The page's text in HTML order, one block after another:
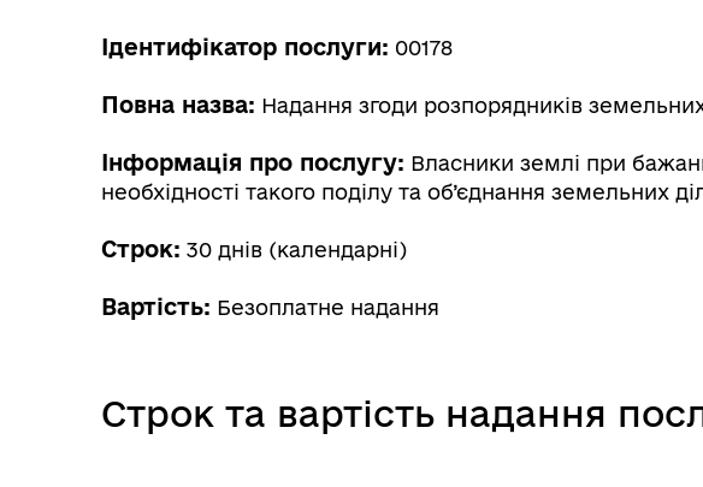
Ідентифікатор послуги: 00178
Повна назва: Надання згоди розпорядників
Інформація про послугу: Власники землі при
необхідності такого поділу та об’єднання земельних
Строк: 30 днів (календарні)
Вартість: Безоплатне надання
Строк та вартість надання